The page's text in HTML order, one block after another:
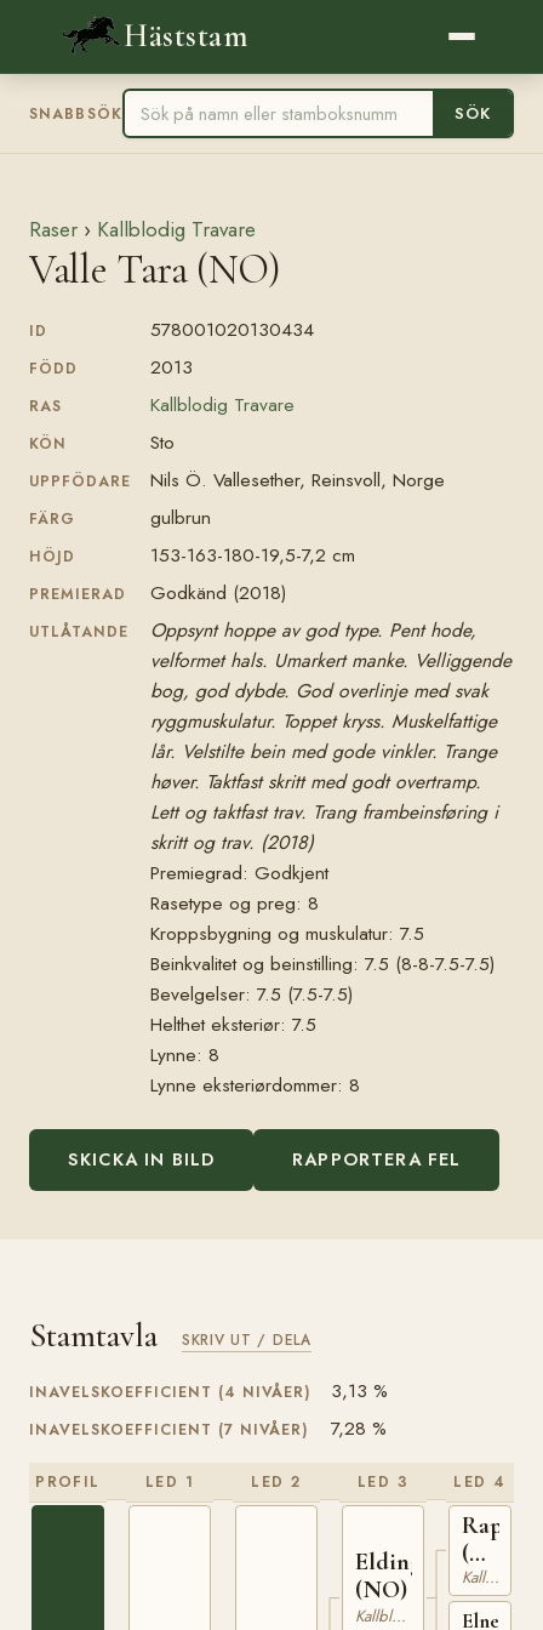
Häststam
SNABBSÖK SÖK
Raser › Kallblodig Travare
Valle Tara (NO)
ID 578001020130434
FÖDD 2013
RAS Kallblodig Travare
KÖN Sto
UPPFÖDARE Nils Ö. Vallesether, Reinsvoll, Norge
FÄRG gulbrun
HÖJD 153-163-180-19,5-7,2 cm
PREMIERAD Godkänd (2018)
UTLÅTANDE
Oppsynt hoppe av god type. Pent hode,
velformet hals. Umarkert manke. Velliggende
bog, god dybde. God overlinje med svak
ryggmuskulatur. Toppet kryss. Muskelfattige
lår. Velstilte bein med gode vinkler. Trange
høver. Taktfast skritt med godt overtramp.
Lett og taktfast trav. Trang frambeinsføring i
skritt og trav. (2018)
Premiegrad: Godkjent
Rasetype og preg: 8
Kroppsbygning og muskulatur: 7.5
Beinkvalitet og beinstilling: 7.5 (8-8-7.5-7.5)
Bevelgelser: 7.5 (7.5-7.5)
Helthet eksteriør: 7.5
Lynne: 8
Lynne eksteriørdommer: 8
SKICKA IN BILD RAPPORTERA FEL
Stamtavla SKRIV UT / DELA
INAVELSKOEFFICIENT (4 NIVÅER) 3,13 %
INAVELSKOEFFICIENT (7 NIVÅER) 7,28 %
PROFIL LED 1 LED 2 LED 3
Elding
(NO)
Kallblodig Travare
LED 4
(NO)
NT
75
Kallblodig Travare
Elnett